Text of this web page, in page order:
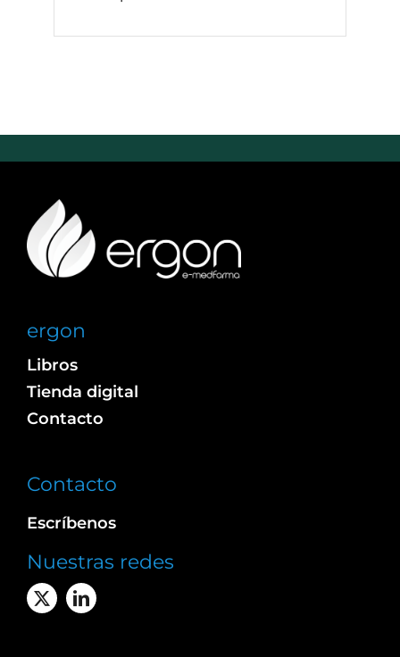
ergon
Libros
Tienda digital
Contacto
Contacto
Escríbenos
Nuestras redes